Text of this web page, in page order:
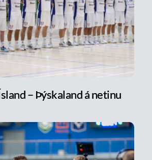
– Þýskaland á netinu